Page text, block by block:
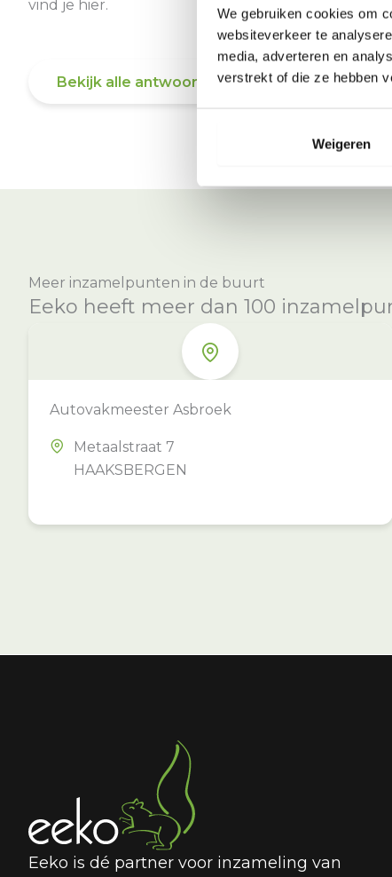
We gebruiken cookies om
websiteverkeer te
media, adverteren en
verstrekt of die ze hebben
Weigeren
vind je hier.
Bekijk alle antwoorden
Meer inzamelpunten in de buurt
Eeko heeft meer dan 100
Autovakmeester Asbroek
Metaalstraat 7
HAAKSBERGEN
Eeko is dé partner voor inzameling van